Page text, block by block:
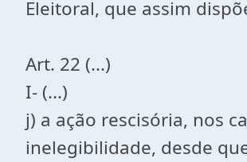
Eleitoral, que assim
Art. 22 (...)
I- (...)
j) a ação rescisória, nos
inelegibilidade, desde